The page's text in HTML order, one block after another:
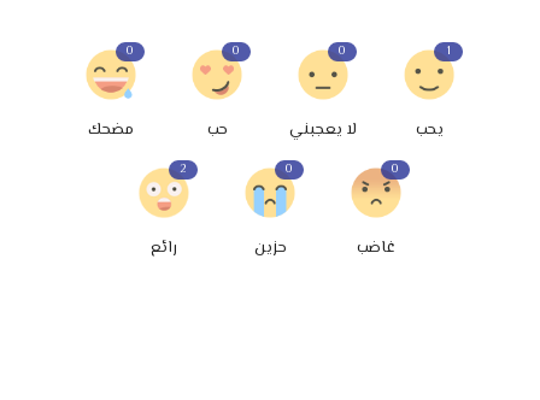
يحب
1
لا يعجبني
0
حب
0
مضحك
0
غاضب
0
حزين
0
رائع
2